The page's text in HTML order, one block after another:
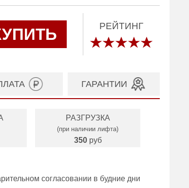
РЕЙТИНГ
ГАРАНТИИ
РАЗГРУЗКА
(при наличии лифта)
350 руб
согласовании в будние дни